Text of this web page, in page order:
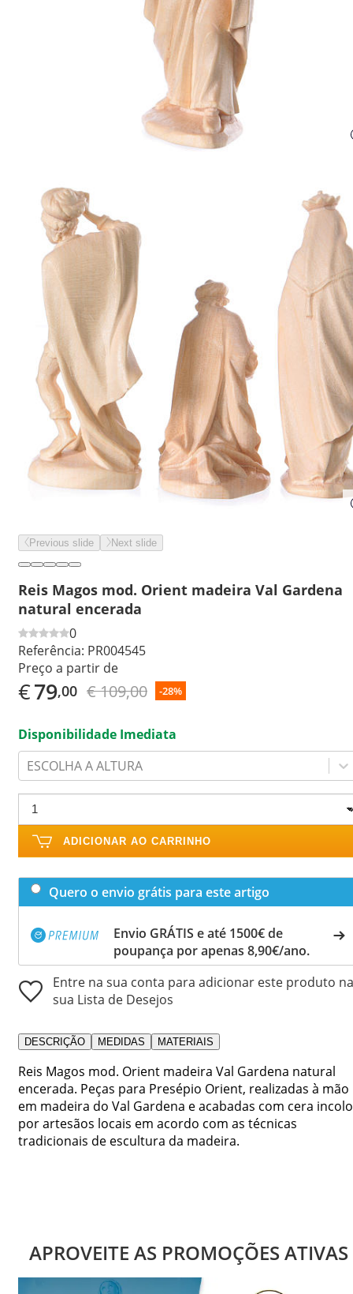
Previous slide Next slide
Reis Magos mod. Orient madeira Val Gardena
natural encerada
0
Referência: PR004545
Preço a partir de
€79,00 € 109,00 -28%
Disponibilidade Imediata
ESCOLHA A ALTURA
ADICIONAR AO CARRINHO
Quero o envio grátis para este artigo
Envio GRÁTIS e até 1500€ de
poupança por apenas 8,90€/ano.
Entre na sua conta para adicionar este produto na
sua Lista de Desejos
DESCRIÇÃO MEDIDAS MATERIAIS
Reis Magos mod. Orient madeira Val Gardena natural
encerada. Peças para Presépio Orient, realizadas à mão
em madeira do Val Gardena e acabadas com cera
por artesãos locais em acordo com as técnicas
tradicionais de escultura da madeira.
APROVEITE AS PROMOÇÕES ATIVAS